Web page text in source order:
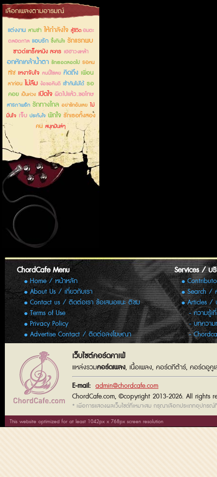
คาเฟ่เด็กลำลูกกา
เลือกเพลงตามอารมณ์
แต่งงาน สามช่า ให้กำลังใจ สู้ชีวิตอมตะ
ตลอดกาล แอบรัก ซึ้งกินใจ รักแรกพบ
ซาวด์แทร็คหนัง ละคร เฮฮาวงเหล้า
อกหักเคล้าน้ำตา รักเธอตลอดไป รอคน
ที่ใช่ เหงาจับใจ คนนี้ใช่เลย คิดถึง เพื่อน
ลาก่อน ไม่ลืม ง้อขอคืนดี เข้ากันไม่ได้ รอ
คอย เป็นห่วง เปิดใจ ผิดไปแล้ว..ขอโทษ
สารภาพรัก รักทางไกล อย่ารักฉันเลย ไม่
มั่นใจ เจ็บ ประทับใจ พักใจ รักเธอทั้งสอง
คน สนุกมันส์ๆ
ChordCafe Menu
Home / หน้าหลัก
About Us / เกี่ยวกับเรา
Contact us / ติดต่อเรา ข้อเสนอแนะ ติชม
Terms of Use
Privacy Policy
Advertise Contact / ติดต่อลงโฆษณา
Services / บ
Search /
Articles /
ความรู้
บทความ
เว็บไซต์คอร์ดคาเฟ่
แหล่งรวมคอร์ดเพลง, เนื้อเพลง, คอร์ดกีต้าร์, คอร์ดอูคู
E-mail: admin@chordcafe.com
ChordCafe.com, ©copyright 2013-2026. All rights
* เพื่อการแสดงผลเว็บไซต์ที่เหมาะสม กรุณาเลือกประเภทอุปกรณ์
This website optimized for at least 1042px x 768px screen resolution